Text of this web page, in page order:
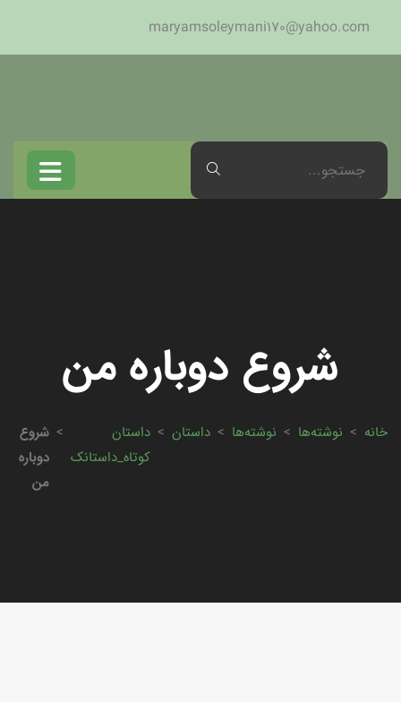
maryamsoleymani170@yahoo.com
شروع دوباره من
خانه > نوشته‌ها > نوشته‌ها > داستان > داستان
کوتاه_داستانک
> شروع
دوباره
من